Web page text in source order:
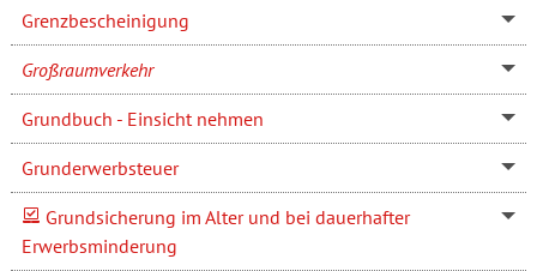
Grenzbescheinigung
Großraumverkehr
Grundbuch - Einsicht nehmen
Grunderwerbsteuer
Grundsicherung im Alter und bei dauerhafter
Erwerbsminderung